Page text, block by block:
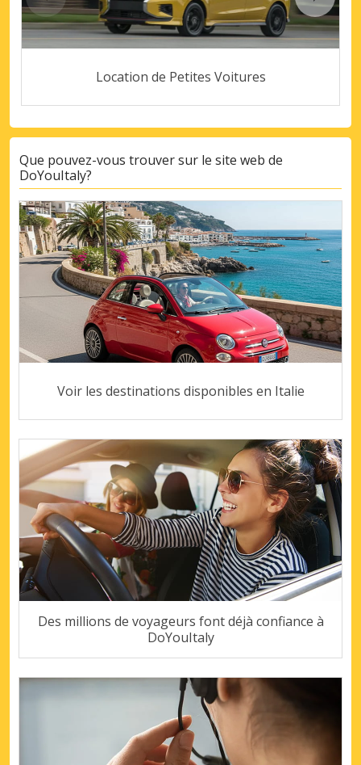
Location de Petites Voitures
Que pouvez-vous trouver sur le site web de
DoYouItaly?
Voir les destinations disponibles en Italie
Des millions de voyageurs font déjà confiance à
DoYouItaly